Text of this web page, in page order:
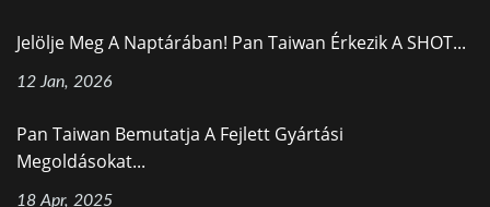
Jelölje Meg A Naptárában! Pan Taiwan Érkezik A SHOT...
12 Jan, 2026
Pan Taiwan Bemutatja A Fejlett Gyártási
Megoldásokat...
18 Apr, 2025